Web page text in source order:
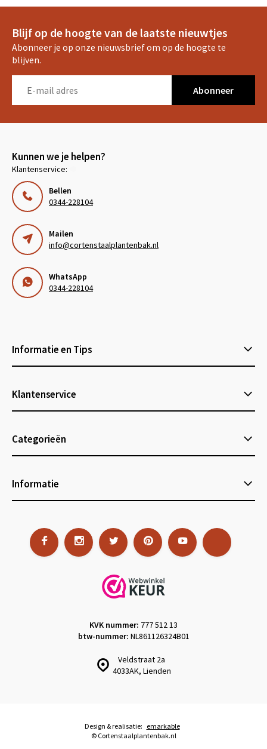
Blijf op de hoogte van de laatste nieuwtjes
Abonneer je op onze nieuwsbrief om op de hoogte te
blijven.
Abonneer
Kunnen we je helpen?
Klantenservice:
Bellen
0344-228104
Mailen
info@cortenstaalplantenbak.nl
WhatsApp
0344-228104
Informatie en Tips
Klantenservice
Categorieën
Informatie
Veldstraat 2a
4033AK, Lienden
KVK nummer: 777 512 13
btw-nummer: NL861126324B01
© Cortenstaalplantenbak.nl
Design & realisatie: emarkable